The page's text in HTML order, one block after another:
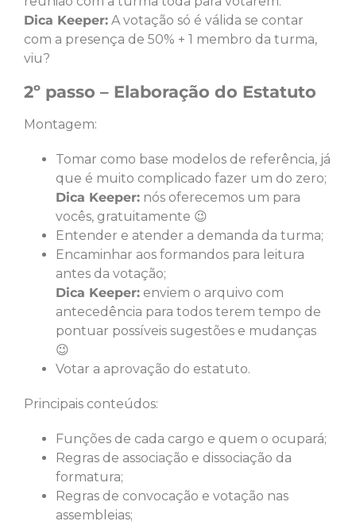
Dica Keeper: A votação só é válida se contar
com a presença de 50% + 1 membro da turma,
viu?
2º passo – Elaboração do Estatuto
Montagem:
Tomar como base modelos de referência, já
que é muito complicado fazer um do zero;
Dica Keeper: nós oferecemos um para
vocês, gratuitamente 😉
Entender e atender a demanda da turma;
Encaminhar aos formandos para leitura
antes da votação;
Dica Keeper: enviem o arquivo com
antecedência para todos terem tempo de
pontuar possíveis sugestões e mudanças
😉
Votar a aprovação do estatuto.
Principais conteúdos:
Funções de cada cargo e quem o ocupará;
Regras de associação e dissociação da
formatura;
Regras de convocação e votação nas
assembleias;